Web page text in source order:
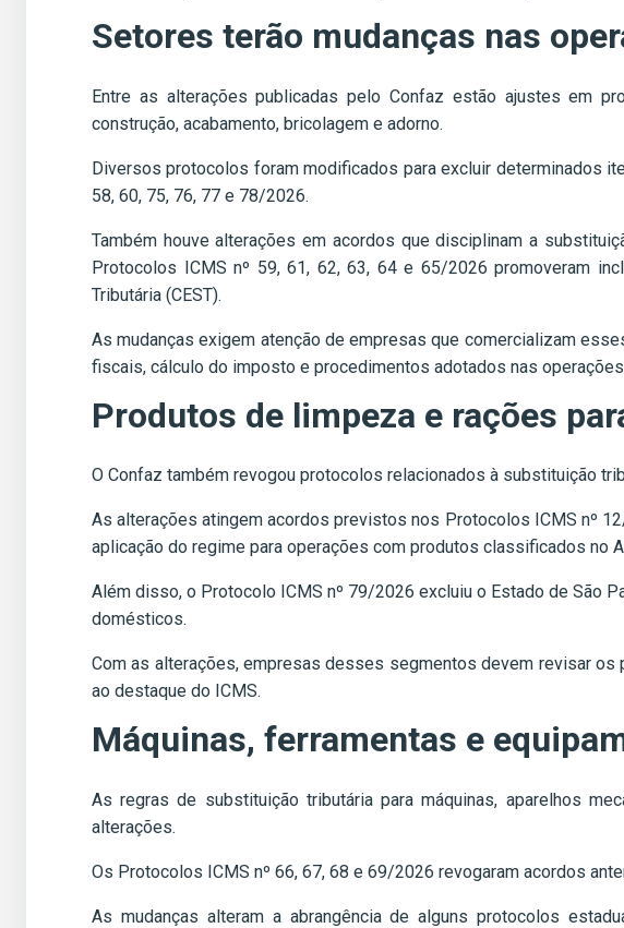
Setores terão mudanças nas
Entre as alterações publicadas pelo Confaz estão ajustes em
construção, acabamento, bricolagem e adorno.
Diversos protocolos foram modificados para excluir determinados
58, 60, 75, 76, 77 e 78/2026.
Também houve alterações em acordos que disciplinam a
Protocolos ICMS nº 59, 61, 62, 63, 64 e 65/2026 promoveram
Tributária (CEST).
As mudanças exigem atenção de empresas que comercializam
fiscais, cálculo do imposto e procedimentos adotados nas
Produtos de limpeza e rações
O Confaz também revogou protocolos relacionados à substituição
As alterações atingem acordos previstos nos Protocolos ICMS nº
aplicação do regime para operações com produtos classificados no
Além disso, o Protocolo ICMS nº 79/2026 excluiu o Estado de São
domésticos.
Com as alterações, empresas desses segmentos devem revisar
ao destaque do ICMS.
Máquinas, ferramentas e
As regras de substituição tributária para máquinas, aparelhos
alterações.
Os Protocolos ICMS nº 66, 67, 68 e 69/2026 revogaram acordos
As mudanças alteram a abrangência de alguns protocolos